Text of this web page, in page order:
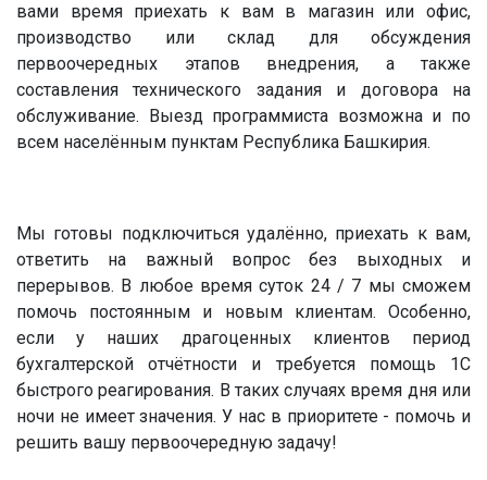
вами время приехать к вам в магазин или офис,
производство или склад для обсуждения
первоочередных этапов внедрения, а также
составления технического задания и договора на
обслуживание. Выезд программиста возможна и по
всем населённым пунктам Республика Башкирия.
Мы готовы подключиться удалённо, приехать к вам,
ответить на важный вопрос без выходных и
перерывов. В любое время суток 24 / 7 мы сможем
помочь постоянным и новым клиентам. Особенно,
если у наших драгоценных клиентов период
бухгалтерской отчётности и требуется помощь 1С
быстрого реагирования. В таких случаях время дня или
ночи не имеет значения. У нас в приоритете - помочь и
решить вашу первоочередную задачу!